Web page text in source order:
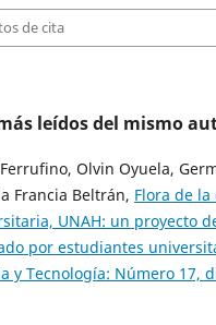
de cita
leídos del mismo
Olvin Oyuela,
Francia Beltrán, Flora de
UNAH: un proyecto
por estudiantes
y Tecnología: Número 17,